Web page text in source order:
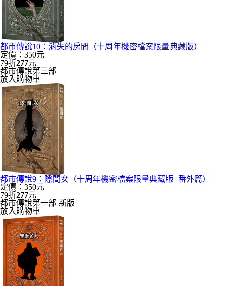
都市傳說10：消失的房間（十周年機密檔案限量典藏版）
定價：350元
79折277元
都市傳說第三部
放入購物車
都市傳說9：隙間女（十周年機密檔案限量典藏版+番外篇）
定價：350元
79折277元
都市傳說第一部 新版
放入購物車